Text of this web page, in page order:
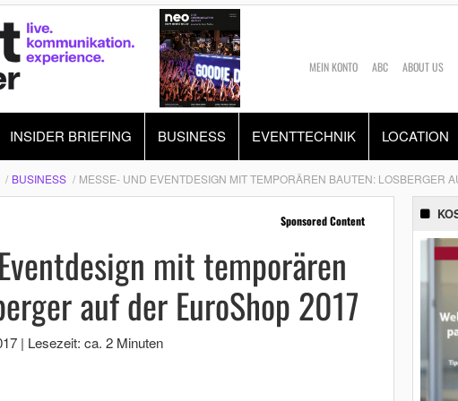
MEIN KONTO ABC ABOUT US
INSIDER BRIEFING BUSINESS EVENTTECHNIK LOCATION
BUSINESS MESSE- UND EVENTDESIGN MIT TEMPORÄREN BAUTEN: LOSBERGER
Sponsored Content
mit temporären
auf der EuroShop 2017
| Lesezeit: ca. 2 Minuten